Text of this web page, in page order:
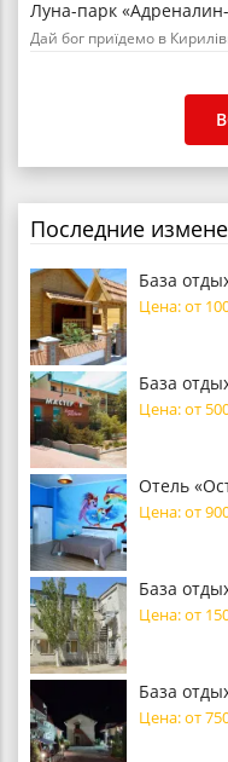
Луна-парк
Дай бог приїдемо в
Последние
База
Цена: от
База
Цена: от
Отель
Цена: от
База
Цена: от
База
Цена: от